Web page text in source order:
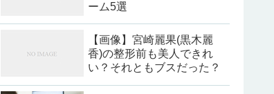
ーム5選
【画像】宮崎麗果(黒木麗
香)の整形前も美人できれ
い？それともブスだった？